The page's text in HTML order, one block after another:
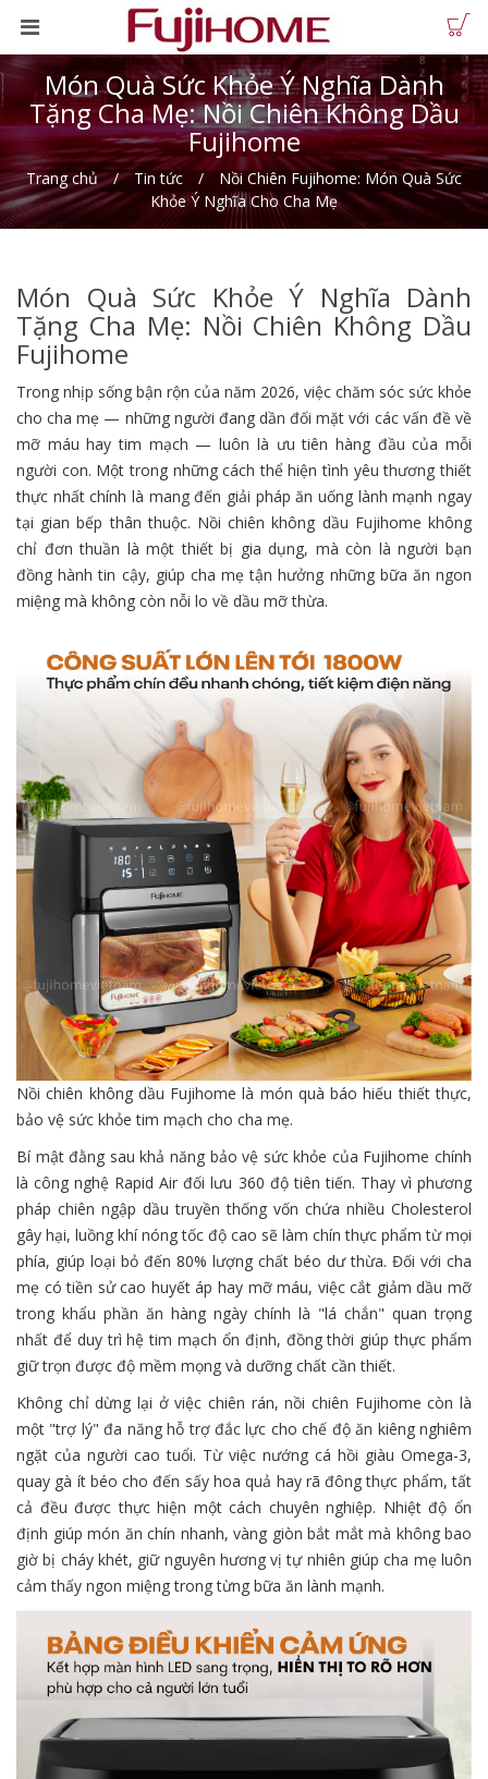
Món Quà Sức Khỏe Ý Nghĩa Dành
Tặng Cha Mẹ: Nồi Chiên Không Dầu
Fujihome
Trang chủ Tin tức
Nồi Chiên Fujihome: Món Quà Sức
Khỏe Ý Nghĩa Cho Cha Mẹ
Món Quà Sức Khỏe Ý Nghĩa Dành
Tặng Cha Mẹ: Nồi Chiên Không Dầu
Fujihome
Trong nhịp sống bận rộn của năm 2026, việc chăm sóc sức khỏe
cho cha mẹ — những người đang dần đối mặt với các vấn đề về
mỡ máu hay tim mạch — luôn là ưu tiên hàng đầu của mỗi
người con. Một trong những cách thể hiện tình yêu thương thiết
thực nhất chính là mang đến giải pháp ăn uống lành mạnh ngay
tại gian bếp thân thuộc. Nồi chiên không dầu Fujihome không
chỉ đơn thuần là một thiết bị gia dụng, mà còn là người bạn
đồng hành tin cậy, giúp cha mẹ tận hưởng những bữa ăn ngon
miệng mà không còn nỗi lo về dầu mỡ thừa.
Nồi chiên không dầu Fujihome là món quà báo hiếu thiết thực,
bảo vệ sức khỏe tim mạch cho cha mẹ.
Bí mật đằng sau khả năng bảo vệ sức khỏe của Fujihome chính
là công nghệ Rapid Air đối lưu 360 độ tiên tiến. Thay vì phương
pháp chiên ngập dầu truyền thống vốn chứa nhiều Cholesterol
gây hại, luồng khí nóng tốc độ cao sẽ làm chín thực phẩm từ mọi
phía, giúp loại bỏ đến 80% lượng chất béo dư thừa. Đối với cha
mẹ có tiền sử cao huyết áp hay mỡ máu, việc cắt giảm dầu mỡ
trong khẩu phần ăn hàng ngày chính là "lá chắn" quan trọng
nhất để duy trì hệ tim mạch ổn định, đồng thời giúp thực phẩm
giữ trọn được độ mềm mọng và dưỡng chất cần thiết.
Không chỉ dừng lại ở việc chiên rán, nồi chiên Fujihome còn là
một "trợ lý" đa năng hỗ trợ đắc lực cho chế độ ăn kiêng nghiêm
ngặt của người cao tuổi. Từ việc nướng cá hồi giàu Omega-3,
quay gà ít béo cho đến sấy hoa quả hay rã đông thực phẩm, tất
cả đều được thực hiện một cách chuyên nghiệp. Nhiệt độ ổn
định giúp món ăn chín nhanh, vàng giòn bắt mắt mà không bao
giờ bị cháy khét, giữ nguyên hương vị tự nhiên giúp cha mẹ luôn
cảm thấy ngon miệng trong từng bữa ăn lành mạnh.